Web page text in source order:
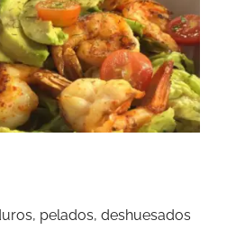
pelados, deshuesados